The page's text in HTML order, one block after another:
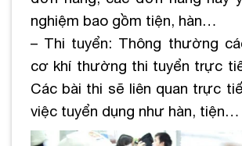
nghiệm bao gồm tiện, hàn…
– Thi tuyển: Thông thường
cơ khí thường thi tuyển trực
Các bài thi sẽ liên quan trực
việc tuyển dụng như hàn, tiện…